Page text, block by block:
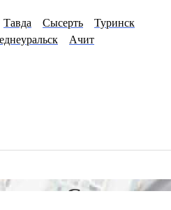
Тавда Сысерть
Туринск
Ачит
в Серове